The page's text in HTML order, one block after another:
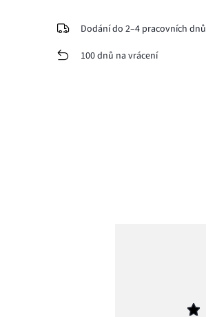
Dodání do 2–4 pracovních dnů
100 dnů na vrácení